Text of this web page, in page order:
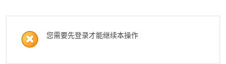
您需要先登录才能继续本操作